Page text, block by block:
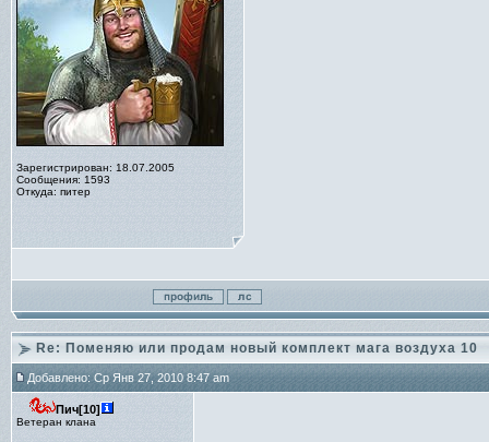
Зарегистрирован: 18.07.2005
Сообщения: 1593
Откуда: питер
Re: Поменяю или продам новый комплект мага воздуха 10
Добавлено: Ср Янв 27, 2010 8:47 am
Пич[10]
Ветеран клана